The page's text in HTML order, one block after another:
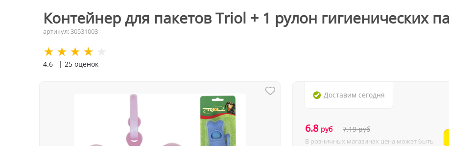
Контейнер для пакетов Triol + 1 рулон гигиенических
артикул: 30531003
4.6 | 25 оценок
Доставим сегодня
6.8 руб 7.19руб
В розничных магазинах цена может быть